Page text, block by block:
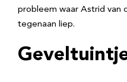
probleem waar Astrid van
tegenaan liep.